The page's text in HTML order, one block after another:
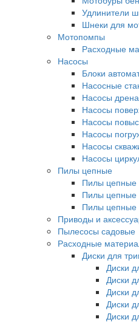
Удлинители
Шнеки для
Мотопомпы
Расходные
Насосы
Блоки
Насосные
Насосы
Насосы
Насосы
Насосы
Насосы
Насосы
Пилы цепные
Пилы цепные
Пилы цепные
Пилы цепные
Приводы и
Пылесосы садовые
Расходные
Диски для
Диски
Диски
Диски
Диски
Диски